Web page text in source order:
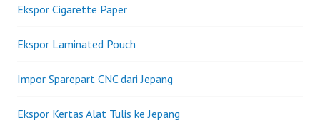
Ekspor Cigarette Paper
Ekspor Laminated Pouch
Impor Sparepart CNC dari Jepang
Ekspor Kertas Alat Tulis ke Jepang